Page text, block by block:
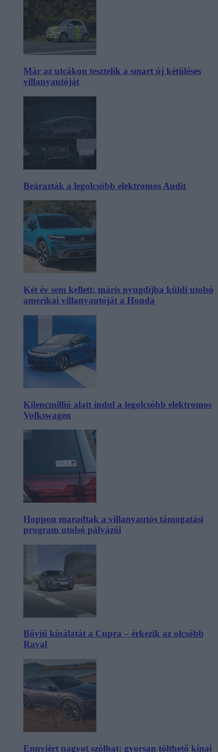
Már az utcákon tesztelik a smart új kétüléses
villanyautóját
Beárazták a legolcsóbb elektromos Audit
Két év sem kellett: máris nyugdíjba küldi utolsó
amerikai villanyautóját a Honda
Kilencmillió alatt indul a legolcsóbb elektromos
Volkswagen
Hoppon maradtak a villanyautós támogatási
program utolsó pályázói
Bővíti kínálatát a Cupra – érkezik az olcsóbb
Raval
Ennyiért nagyot szólhat: gyorsan tölthető kínai